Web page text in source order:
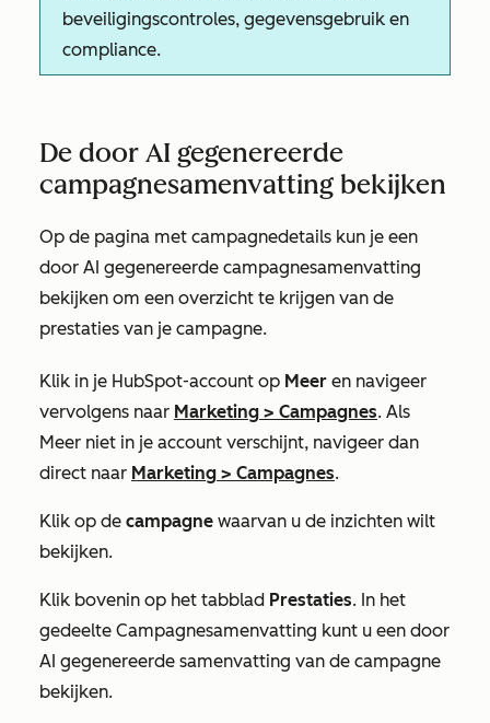
beveiligingscontroles, gegevensgebruik en
compliance.
De door AI gegenereerde
campagnesamenvatting bekijken
Op de pagina met campagnedetails kun je een
door AI gegenereerde campagnesamenvatting
bekijken om een overzicht te krijgen van de
prestaties van je campagne.
Klik in je HubSpot-account op Meer en navigeer
vervolgens naar Marketing > Campagnes. Als
Meer niet in je account verschijnt, navigeer dan
direct naar Marketing > Campagnes.
Klik op de campagne waarvan u de inzichten wilt
bekijken.
Klik bovenin op het tabblad Prestaties. In het
gedeelte Campagnesamenvatting kunt u een door
AI gegenereerde samenvatting van de campagne
bekijken.